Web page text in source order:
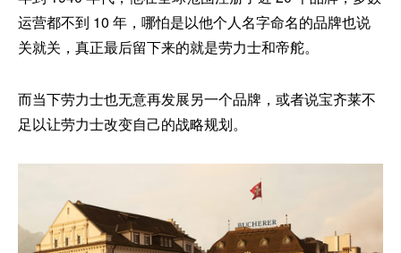
运营都不到 10 年，哪怕是以他个人名字命名的品牌也说
关就关，真正最后留下来的就是劳力士和帝舵。
而当下劳力士也无意再发展另一个品牌，或者说宝齐莱不
足以让劳力士改变自己的战略规划。